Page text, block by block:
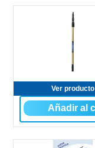
Ver producto